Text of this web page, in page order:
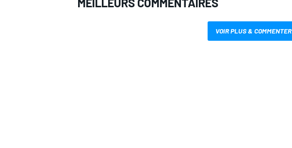
MEILLEURS COMMENTAIRES
VOIR PLUS & COMMENTER